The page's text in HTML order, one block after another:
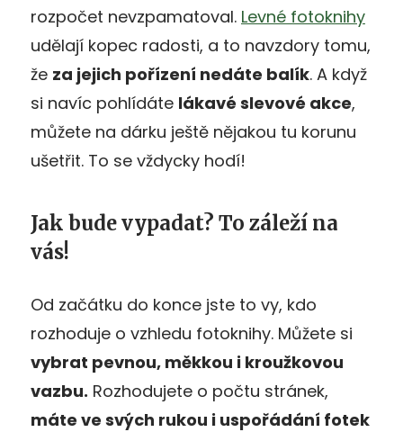
rozpočet nevzpamatoval. Levné fotoknihy
udělají kopec radosti, a to navzdory tomu,
že za jejich pořízení nedáte balík. A když
si navíc pohlídáte lákavé slevové akce,
můžete na dárku ještě nějakou tu korunu
ušetřit. To se vždycky hodí!
Jak bude vypadat? To záleží na
vás!
Od začátku do konce jste to vy, kdo
rozhoduje o vzhledu fotoknihy. Můžete si
vybrat pevnou, měkkou i kroužkovou
vazbu. Rozhodujete o počtu stránek,
máte ve svých rukou i uspořádání fotek